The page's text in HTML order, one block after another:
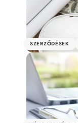
SZERZŐDÉSEK